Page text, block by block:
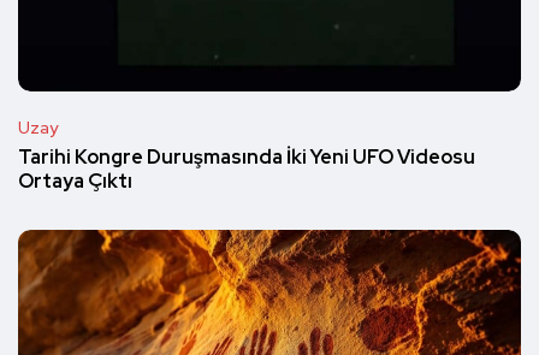
Uzay
Tarihi Kongre Duruşmasında İki Yeni UFO Videosu
Ortaya Çıktı